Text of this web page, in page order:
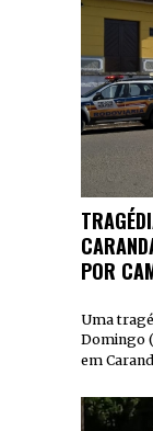
POR
Uma
Domingo
em